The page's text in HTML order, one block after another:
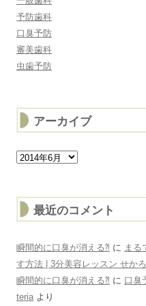
予防歯科
口臭予防
審美歯科
虫歯予防
アーカイブ
ア
ー
最近のコメント
瞬間的に口臭が消える⁈ に まる
す方法 | 3分美容レッスン せか
瞬間的に口臭が消える⁈ に 口臭
teria より